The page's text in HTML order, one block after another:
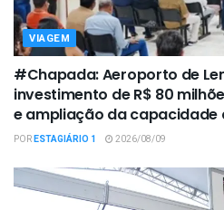
VIAGEM
#Chapada: Aeroporto de
investimento de R$ 80
e ampliação da capacidade
PORESTAGIÁRIO 1 2026/08/09